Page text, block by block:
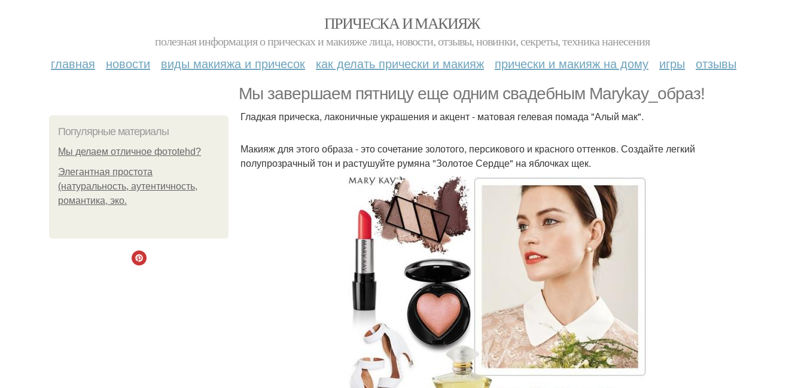
ПРИЧЕСКА И МАКИЯЖ
полезная информация о прическах и макияже лица, новости, отзывы, новинки, секреты, техника нанесения
главная новости виды макияжа и причесок как делать прически и макияж прически и макияж на дому игры отзывы
Мы завершаем пятницу еще одним свадебным Marykay_образ!
Популярные материалы
Мы делаем отличное фотоtehd?
Элегантная простота
(натуральность, аутентичность,
романтика, эко.
Гладкая прическа, лаконичные украшения и акцент - матовая гелевая помада "Алый мак".
Макияж для этого образа - это сочетание золотого, персикового и красного оттенков. Создайте легкий
полупрозрачный тон и растушуйте румяна "Золотое Сердце" на яблочках щек.